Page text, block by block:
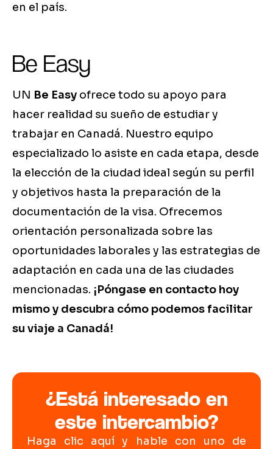
en el país.
Be Easy
UN Be Easy ofrece todo su apoyo para
hacer realidad su sueño de estudiar y
trabajar en Canadá. Nuestro equipo
especializado lo asiste en cada etapa, desde
la elección de la ciudad ideal según su perfil
y objetivos hasta la preparación de la
documentación de la visa. Ofrecemos
orientación personalizada sobre las
oportunidades laborales y las estrategias de
adaptación en cada una de las ciudades
mencionadas. ¡Póngase en contacto hoy
mismo y descubra cómo podemos facilitar
su viaje a Canadá!
¿Está interesado en
este intercambio?
Haga clic aquí y hable con uno de